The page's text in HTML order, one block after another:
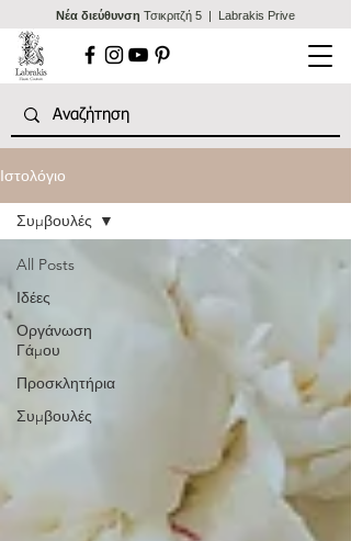
Nέα διεύθυνση Τσικριτζή 5 | Labrakis Prive
Ιστολόγιο
All Posts
Ιδέες
Οργάνωση
Γάμου
Προσκλητήρια
Συμβουλές
Συμβουλές